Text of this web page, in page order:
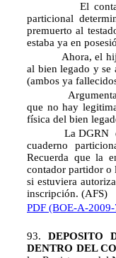
El contador
particional
premuerto al
estaba ya en
Ahora, el hijo de
al bien legado y
(ambos ya
Argumenta el
que no hay
física del bien
La DGRN
cuaderno
Recuerda que la
contador partidor o
si estuviera
inscripción. (AFS)
PDF (BOE-A-
93. DEPOSITO
DENTRO DEL